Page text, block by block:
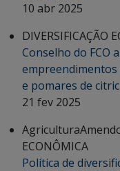
10 abr 2025
DIVERSIFICAÇÃO
Conselho do FCO
empreendimentos
e pomares de
21 fev 2025
Agricultura
ECONÔMICA
Política de